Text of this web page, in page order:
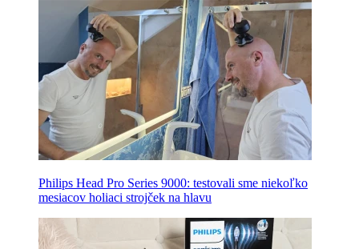
Philips Head Pro Series 9000: testovali sme niekoľko
mesiacov holiaci strojček na hlavu